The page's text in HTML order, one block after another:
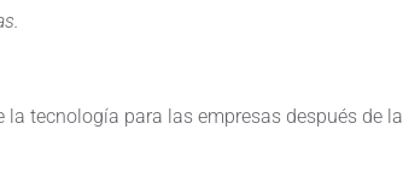
tecnología para las empresas después de